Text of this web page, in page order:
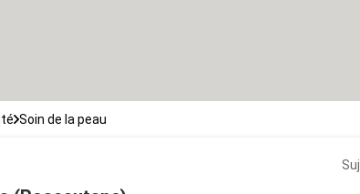
Soin de la peau